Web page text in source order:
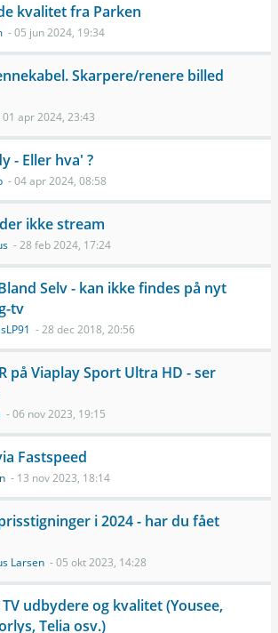
kvalitet fra Parken
- 05 jun 2024, 19:34
Skarpere/renere billed
01 apr 2024, 23:43
- Eller hva' ?
- 04 apr 2024, 08:58
ikke stream
- 28 feb 2024, 17:24
Selv - kan ikke findes på nyt
tv
- 28 dec 2018, 20:56
på Viaplay Sport Ultra HD - ser
- 06 nov 2023, 19:15
Fastspeed
- 13 nov 2023, 18:14
i 2024 - har du fået
Larsen - 05 okt 2023, 14:28
udbydere og kvalitet (Yousee,
Telia osv.)